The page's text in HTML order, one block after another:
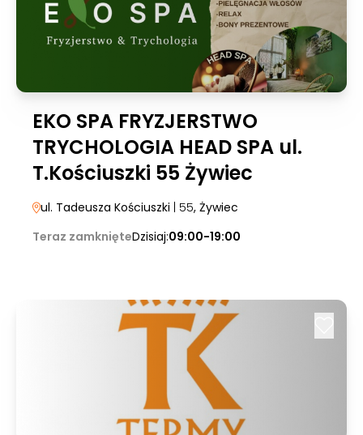
EKO SPA FRYZJERSTWO
TRYCHOLOGIA HEAD SPA ul.
T.Kościuszki 55 Żywiec
ul. Tadeusza Kościuszki | 55, Żywiec
Teraz zamknięteDzisiaj:09:00-19:00